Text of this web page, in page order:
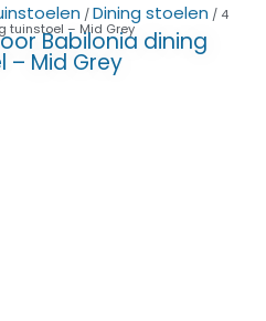
/Dining stoelen / 4
tuinstoel – Mid Grey
Babilonia dining
– Mid Grey